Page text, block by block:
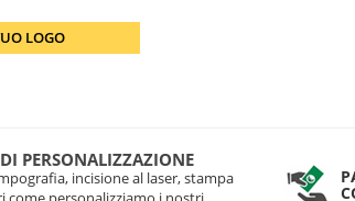
LOGO
PERSONALIZZAZIONE
incisione al laser, stampa